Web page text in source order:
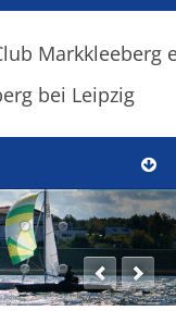
Markkleeberg
bei Leipzig